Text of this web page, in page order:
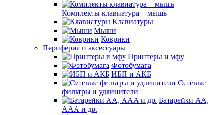
Комплекты клавиатура + мышь
Клавиатуры
Мыши
Коврики
Периферия и аксессуары
Принтеры и мфу
Фотобумага
ИБП и АКБ
Сетевые
фильтры и удлинители
Батарейки АА,
ААА и др.